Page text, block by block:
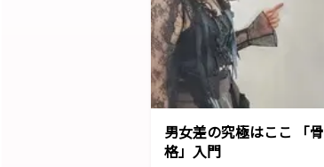
男女差の究極はここ 「骨
格」入門